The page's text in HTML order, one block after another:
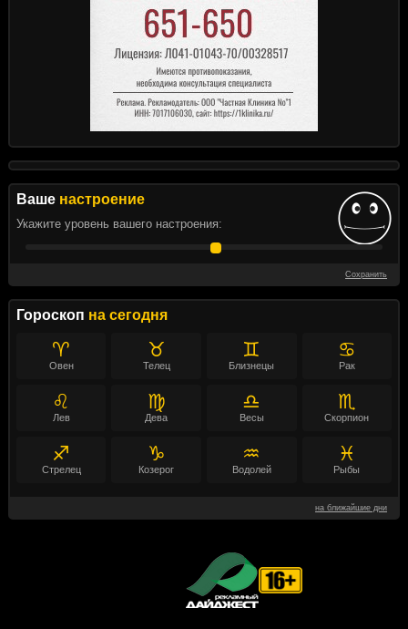
Ваше настроение
Укажите уровень вашего настроения:
Сохранить
Гороскоп на сегодня
♈
Овен
♉
Телец
♊
Близнецы
♋
Рак
♌
Лев
♍
Дева
♎
Весы
♏
Скорпион
♐
Стрелец
♑
Козерог
♒
Водолей
♓
Рыбы
на ближайшие дни